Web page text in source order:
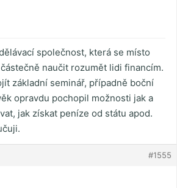
společnost, která se místo
naučit rozumět lidi financím.
základní seminář, případně boční
opravdu pochopil možnosti jak a
jak získat peníze od státu apod.
#1555